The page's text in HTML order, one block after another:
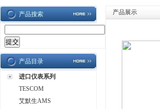
产品搜索
产品目录
进口仪表系列
TESCOM
艾默生AMS
产品展示